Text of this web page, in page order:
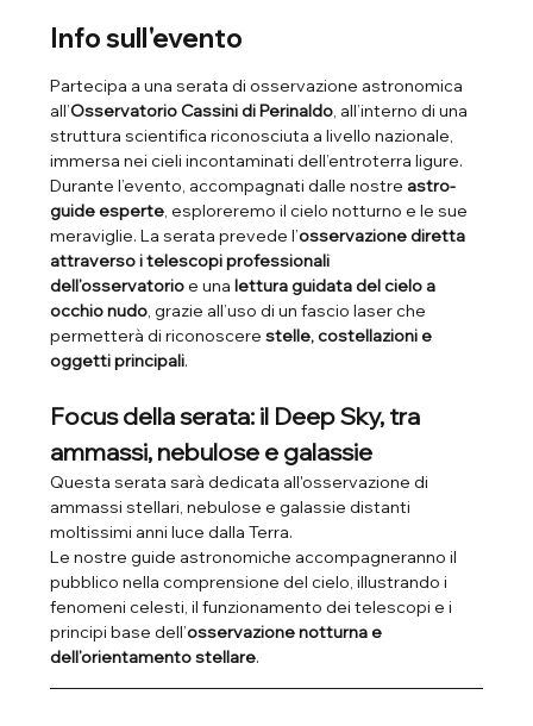
Info sull'evento
Partecipa a una serata di osservazione astronomica
all’Osservatorio Cassini di Perinaldo, all’interno di una
struttura scientifica riconosciuta a livello nazionale,
immersa nei cieli incontaminati dell’entroterra ligure.
Durante l’evento, accompagnati dalle nostre astro-
guide esperte, esploreremo il cielo notturno e le sue
meraviglie. La serata prevede l’osservazione diretta
attraverso i telescopi professionali
dell’osservatorio e una lettura guidata del cielo a
occhio nudo, grazie all’uso di un fascio laser che
permetterà di riconoscere stelle, costellazioni e
oggetti principali.
Focus della serata: il Deep Sky, tra
ammassi, nebulose e galassie
Questa serata sarà dedicata all'osservazione di
ammassi stellari, nebulose e galassie distanti
moltissimi anni luce dalla Terra.
Le nostre guide astronomiche accompagneranno il
pubblico nella comprensione del cielo, illustrando i
fenomeni celesti, il funzionamento dei telescopi e i
principi base dell’osservazione notturna e
dell’orientamento stellare.